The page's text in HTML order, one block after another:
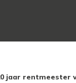
jaar rentmeester